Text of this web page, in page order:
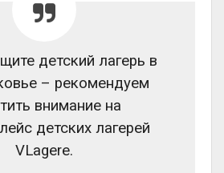
детский лагерь в
– рекомендуем
внимание на
детских лагерей
VLagere.